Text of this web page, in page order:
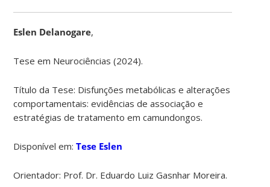
Eslen Delanogare,
Tese em Neurociências (2024).
Título da Tese: Disfunções metabólicas e alterações
comportamentais:evidências de associação e
estratégias de tratamento em camundongos.
Disponível em:Tese Eslen
Orientador: Prof. Dr. Eduardo Luiz Gasnhar Moreira.